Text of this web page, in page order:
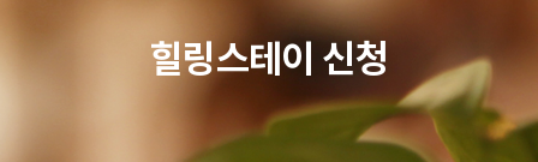
힐링스테이 신청